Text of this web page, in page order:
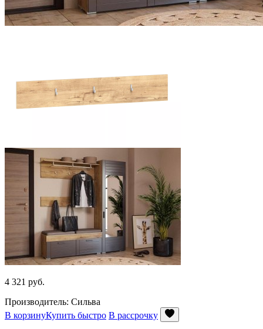
4 321 руб.
Производитель: Сильва
В корзинуКупить быстро В рассрочку